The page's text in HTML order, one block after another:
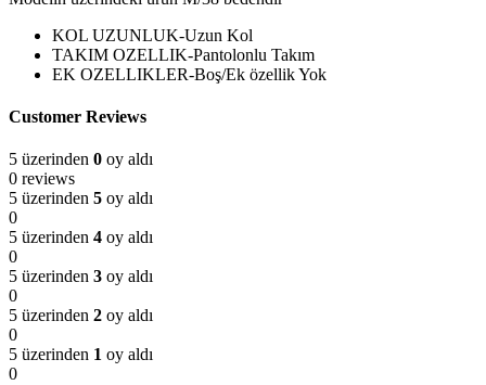
KOL UZUNLUK-Uzun Kol
TAKIM OZELLIK-Pantolonlu Takım
EK OZELLIKLER-Boş/Ek özellik Yok
Customer Reviews
5 üzerinden 0 oy aldı
0 reviews
5 üzerinden 5 oy aldı
0
5 üzerinden 4 oy aldı
0
5 üzerinden 3 oy aldı
0
5 üzerinden 2 oy aldı
0
5 üzerinden 1 oy aldı
0